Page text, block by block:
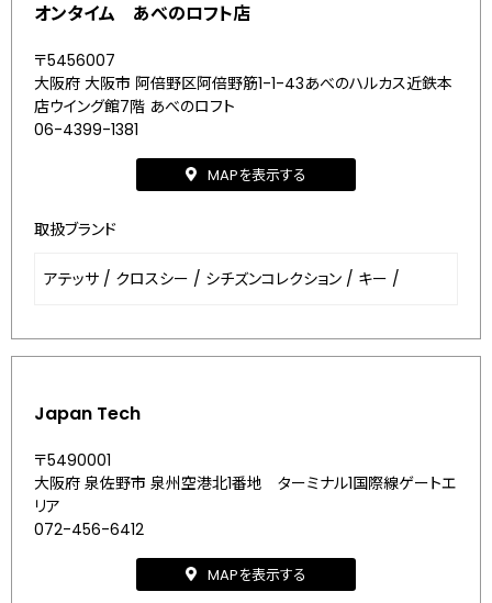
オンタイム あべのロフト店
〒5456007
大阪府 大阪市 阿倍野区阿倍野筋1-1-43あべのハルカス近鉄本
店ウイング館7階 あべのロフト
06-4399-1381
MAPを表示する
取扱ブランド
アテッサ / クロスシー / シチズンコレクション / キー /
Japan Tech
〒5490001
大阪府 泉佐野市 泉州空港北1番地 ターミナル1国際線ゲートエ
リア
072-456-6412
MAPを表示する